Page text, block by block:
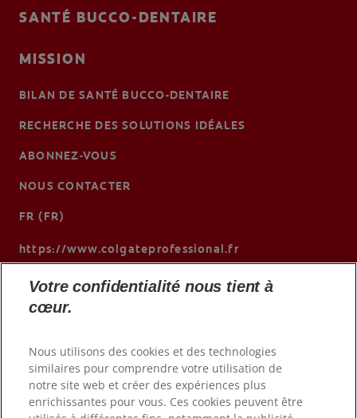
SANTÉ BUCCO-DENTAIRE
MISSION
BILAN DE SANTÉ BUCCO-DENTAIRE
RECHERCHE DES SOLUTIONS IDÉALES
ABONNEZ-VOUS
NOUS CONTACTER
FR (FR)
https://www.colgateprofessional.fr
Votre confidentialité nous tient à
cœur.
Nous utilisons des cookies et des technologies
similaires pour comprendre votre utilisation de
notre site web et créer des expériences plus
enrichissantes pour vous. Ces cookies peuvent être